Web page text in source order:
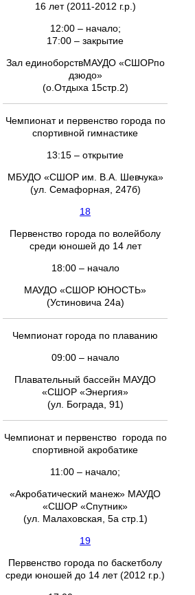
16 лет (2011-2012 г.р.)
12:00 – начало;
17:00 – закрытие
Зал единоборствМАУДО «СШОРпо
дзюдо»
(о.Отдыха 15стр.2)
Чемпионат и первенство города по
спортивной гимнастике
13:15 – открытие
МБУДО «СШОР им. В.А. Шевчука»
(ул. Семафорная, 247б)
18
Первенство города по волейболу
среди юношей до 14 лет
18:00 – начало
МАУДО «СШОР ЮНОСТЬ»
(Устиновича 24а)
Чемпионат города по плаванию
09:00 – начало
Плавательный бассейн МАУДО
«СШОР «Энергия»
(ул. Бограда, 91)
Чемпионат и первенство города по
спортивной акробатике
11:00 – начало;
«Акробатический манеж» МАУДО
«СШОР «Спутник»
(ул. Малаховская, 5а стр.1)
19
Первенство города по баскетболу
среди юношей до 14 лет (2012 г.р.)